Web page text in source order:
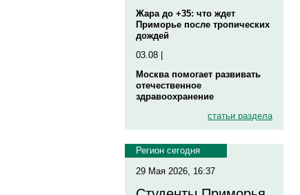
Жара до +35: что ждет
Приморье после тропических
дождей
03.08 |
Москва помогает развивать
отечественное
здравоохранение
статьи раздела
Регион сегодня
29 Мая 2026, 16:37